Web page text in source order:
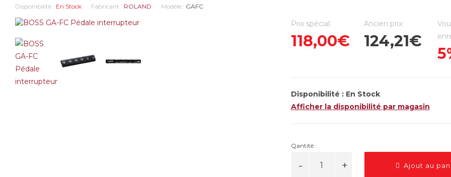
Disponibilité : En Stock Fabricant : ROLAND Modèle : GAFC
Prix spécial:
118,00€
Ancien prix:
124,21€
Disponibilité : En Stock
Afficher la disponibilité par magasin
Qantité :
Ajout au